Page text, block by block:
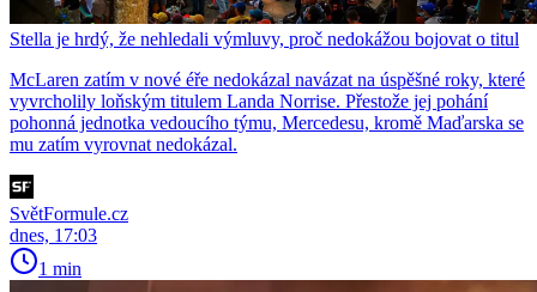
Stella je hrdý, že nehledali výmluvy, proč nedokážou bojovat o titul
McLaren zatím v nové éře nedokázal navázat na úspěšné roky, které
vyvrcholily loňským titulem Landa Norrise. Přestože jej pohání
pohonná jednotka vedoucího týmu, Mercedesu, kromě Maďarska se
mu zatím vyrovnat nedokázal.
SvětFormule.cz
dnes, 17:03
1 min